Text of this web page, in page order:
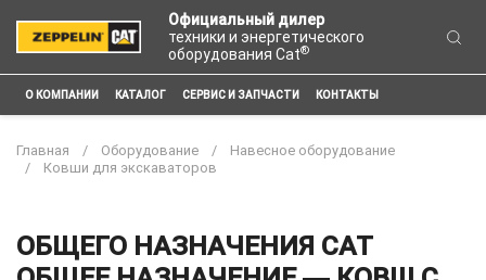
Официальный дилер
техники и энергетического
оборудования Cat®
О КОМПАНИИ КАТАЛОГ СЕРВИС И ЗАПЧАСТИ КОНТАКТЫ
Главная Оборудование
Навесное оборудование
Ковши для экскаваторов
ОБЩЕГО НАЗНАЧЕНИЯ CAT